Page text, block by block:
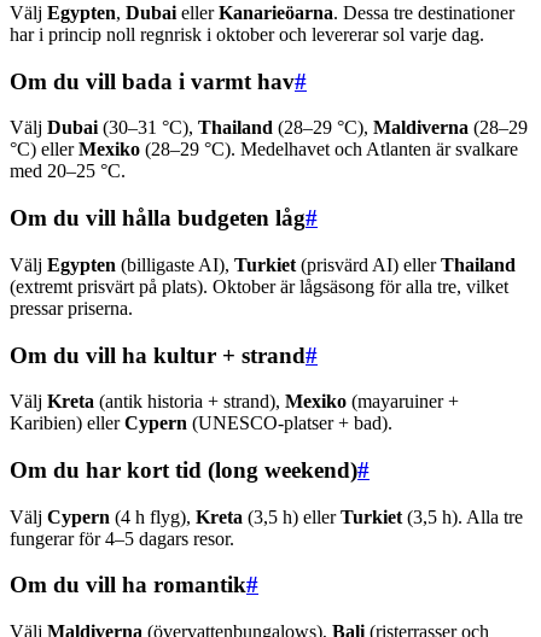
Välj Egypten, Dubai ellerKanarieöarna. Dessa tre destinationer
har i princip noll regnrisk i oktober och levererar sol varje dag.
Om du vill bada i varmt hav#
Välj Dubai (30–31 °C), Thailand (28–29 °C), Maldiverna (28–29
°C) ellerMexiko (28–29 °C). Medelhavet och Atlanten är svalkare
med 20–25 °C.
Om du vill hålla budgeten låg#
Välj Egypten (billigaste AI), Turkiet (prisvärd AI) ellerThailand
(extremt prisvärt på plats). Oktober är lågsäsong för alla tre, vilket
pressar priserna.
Om du vill ha kultur + strand#
Välj Kreta (antik historia + strand), Mexiko (mayaruiner +
Karibien) ellerCypern (UNESCO-platser + bad).
Om du har kort tid (long weekend)#
Välj Cypern (4 h flyg), Kreta (3,5 h) ellerTurkiet (3,5 h). Alla tre
fungerar för 4–5 dagars resor.
Om du vill ha romantik#
Välj Maldiverna (övervattenbungalows), Bali (risterrasser och